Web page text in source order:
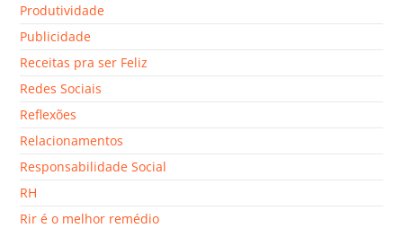
Produtividade
Publicidade
Receitas pra ser Feliz
Redes Sociais
Reflexões
Relacionamentos
Responsabilidade Social
RH
Rir é o melhor remédio